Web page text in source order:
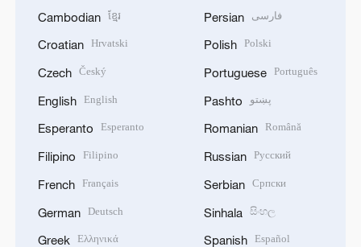
Cambodian ខ្មែរ
Croatian Hrvatski
Czech Český
English English
Esperanto Esperanto
Filipino Filipino
French Français
German Deutsch
Greek Ελληνικά
Persian فارسی
Polish Polski
Portuguese Português
Pashto پښتو
Romanian Română
Russian Русский
Serbian Српски
Sinhala සිංහල
Spanish Español